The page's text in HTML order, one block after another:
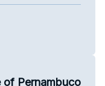
of Pernambuco